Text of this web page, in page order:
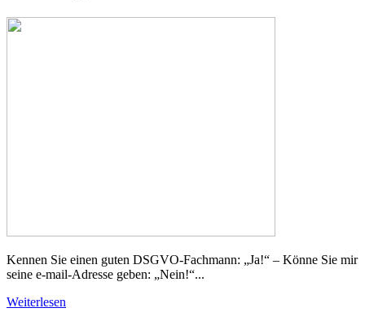
Kennen Sie einen guten DSGVO-Fachmann: „Ja!“ – Könne Sie mir
seine e-mail-Adresse geben: „Nein!“...
Weiterlesen